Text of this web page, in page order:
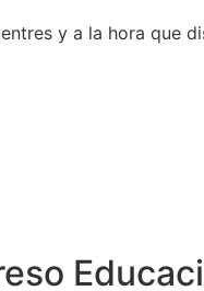
y a la hora